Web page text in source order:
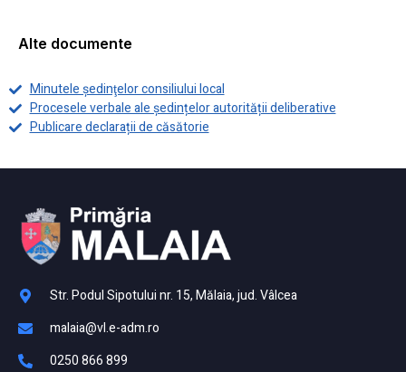
Alte documente
Minutele şedinţelor consiliului local
Procesele verbale ale ședințelor autorității deliberative
Publicare declarații de căsătorie
Str. Podul Sipotului nr. 15, Mălaia, jud. Vâlcea
malaia@vl.e-adm.ro
0250 866 899